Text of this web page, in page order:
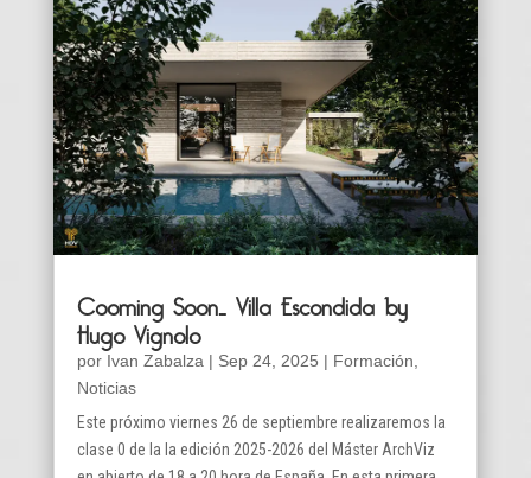
Cooming Soon… Villa Escondida by
Hugo Vignolo
por Ivan Zabalza| Sep 24, 2025 | Formación,
Noticias
Este próximo viernes 26 de septiembre realizaremos la
clase 0 de la la edición 2025-2026 del Máster ArchViz